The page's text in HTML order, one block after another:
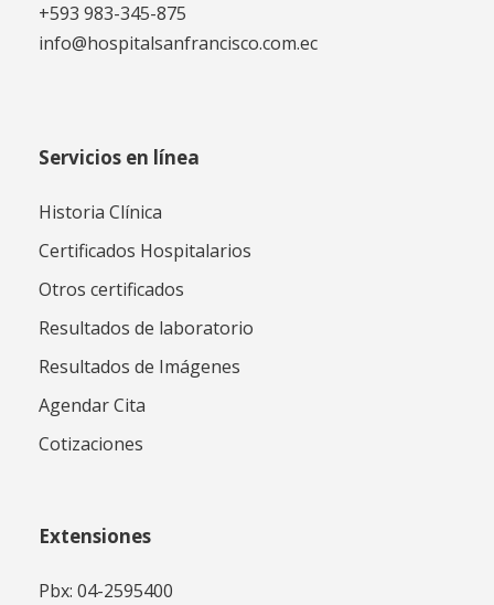
+593 983-345-875
info@hospitalsanfrancisco.com.ec
Servicios en línea
Historia Clínica
Certificados Hospitalarios
Otros certificados
Resultados de laboratorio
Resultados de Imágenes
Agendar Cita
Cotizaciones
Extensiones
Pbx: 04-2595400